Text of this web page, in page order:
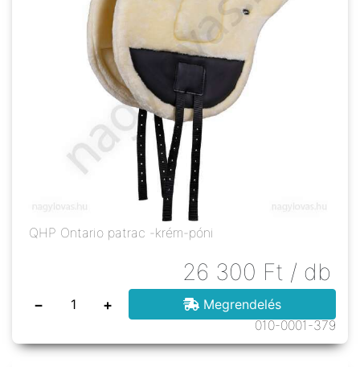
QHP Ontario patrac -krém-póni
26 300 Ft / db
− +
Megrendelés
010-0001-379